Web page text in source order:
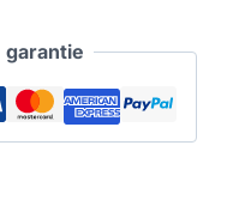
garantie